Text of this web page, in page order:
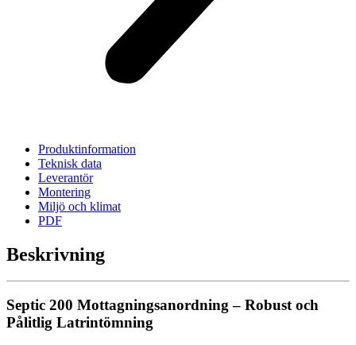
Produktinformation
Teknisk data
Leverantör
Montering
Miljö och klimat
PDF
Beskrivning
Septic 200 Mottagningsanordning – Robust och
Pålitlig Latrintömning